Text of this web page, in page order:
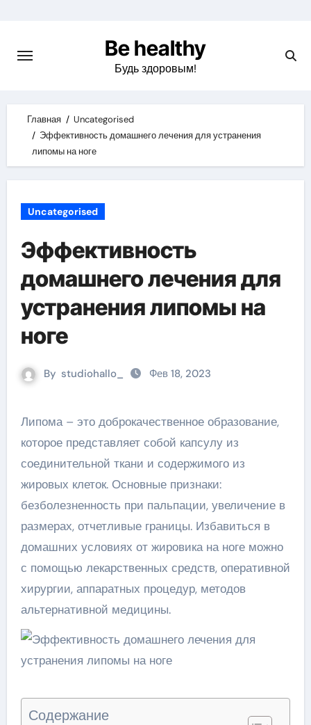
content
Be healthy
Будь здоровым!
Главная
Uncategorised
Эффективность домашнего лечения для устранения
липомы на ноге
Uncategorised
Эффективность
домашнего лечения для
устранения липомы на
ноге
By studiohallo_ Фев 18, 2023
Липома – это доброкачественное образование,
которое представляет собой капсулу из
соединительной ткани и содержимого из
жировых клеток. Основные признаки:
безболезненность при пальпации, увеличение в
размерах, отчетливые границы. Избавиться в
домашних условиях от жировика на ноге можно
с помощью лекарственных средств, оперативной
хирургии, аппаратных процедур, методов
альтернативной медицины.
Содержание